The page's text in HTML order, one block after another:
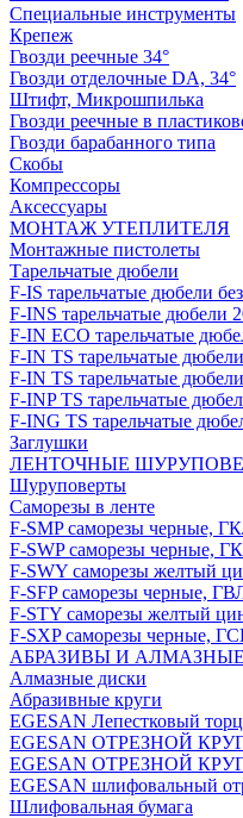
Специальные инструменты
Крепеж
Гвозди реечные 34°
Гвозди отделочные DA, 34°
Штифт, Микрошпилька
Гвозди реечные в
Гвозди барабанного типа
Скобы
Компрессоры
Аксессуары
МОНТАЖ УТЕПЛИТЕЛЯ
Монтажные пистолеты
Тарельчатые дюбели
F-IS тарельчатые дюбели
F-INS тарельчатые дюбели
F-IN ECO тарельчатые
F-IN TS тарельчатые
F-IN TS тарельчатые
F-INP TS тарельчатые
F-ING TS тарельчатые
Заглушки
ЛЕНТОЧНЫЕ
Шуруповерты
Саморезы в ленте
F-SMP саморезы черные,
F-SWP саморезы черные,
F-SWY саморезы желтый
F-SFP саморезы черные,
F-STY саморезы желтый
F-SXP саморезы черные,
АБРАЗИВЫ И
Алмазные диски
Абразивные круги
EGESAN Лепестковый
EGESAN ОТРЕЗНОЙ
EGESAN ОТРЕЗНОЙ
EGESAN шлифовальный
Шлифовальная бумага